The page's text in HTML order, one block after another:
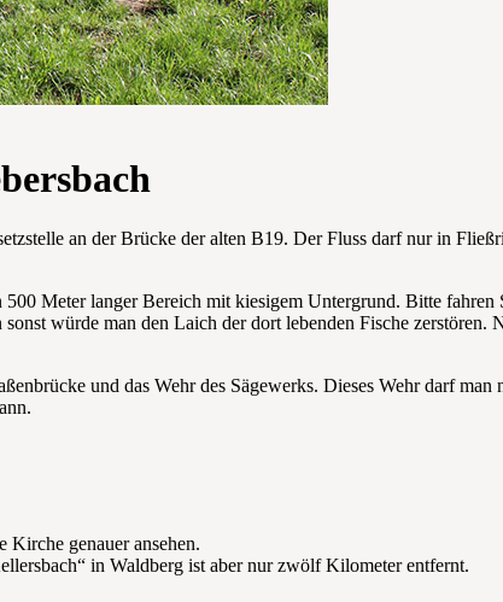
an der Brücke der alten B19. Der Fluss darf nur in
Meter langer Bereich mit kiesigem Untergrund. Bitte fahren
würde man den Laich der dort lebenden Fische zerstören.
und das Wehr des Sägewerks. Dieses Wehr darf man
Kirche genauer ansehen.
in Waldberg ist aber nur zwölf Kilometer entfernt.